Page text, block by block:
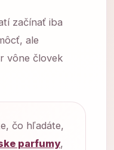
začínať iba
ale
vône človek
čo hľadáte,
parfumy,